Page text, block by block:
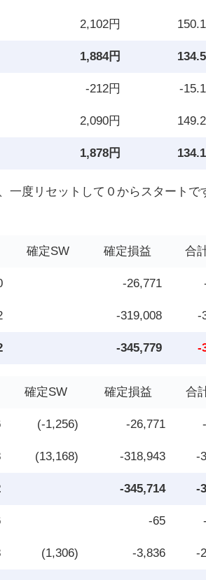
2,102円
1,884円
-212円 -
2,090円
1,878円
一度リセットして０からスタートで
確定SW 確定損益 合
-26,771
-319,008 -
-345,779 -
確定SW 確定損益 合
(-1,256) -26,771
(13,168) -318,943 -
-345,714 -
-65
(1,306) -3,836 -